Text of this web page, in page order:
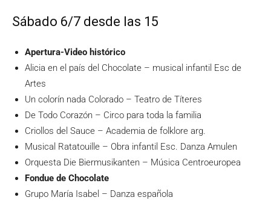
Sábado 6/7 desde las 15
Apertura-Video histórico
Alicia en el país del Chocolate – musical infantil Esc de
Artes
Un colorín nada Colorado – Teatro de Títeres
De Todo Corazón – Circo para toda la familia
Criollos del Sauce – Academia de folklore arg.
Musical Ratatouille – Obra infantil Esc. Danza Amulen
Orquesta Die Biermusikanten – Música Centroeuropea
Fondue de Chocolate
Grupo María Isabel – Danza española